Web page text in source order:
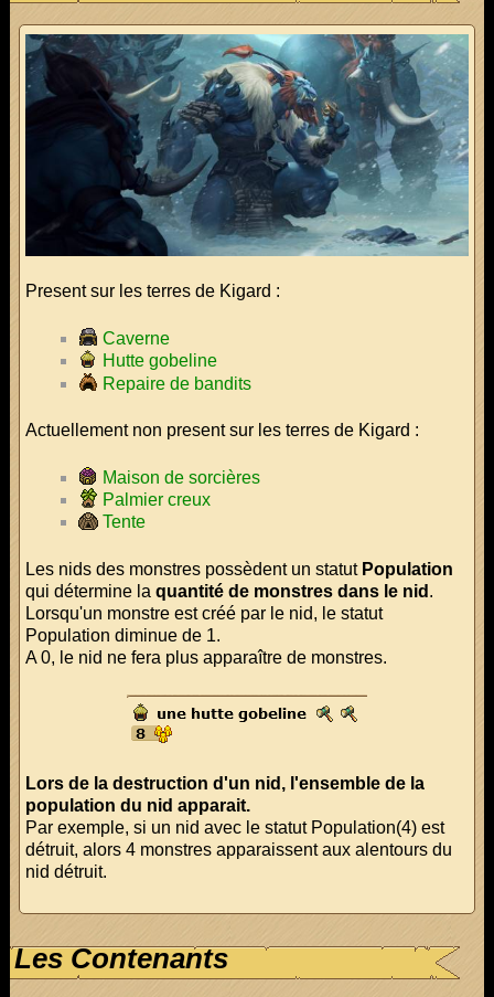
Present sur les terres de Kigard :
Caverne
Hutte gobeline
Repaire de bandits
Actuellement non present sur les terres de Kigard :
Maison de sorcières
Palmier creux
Tente
Les nids des monstres possèdent un statut Population
qui détermine la quantité de monstres dans le nid .
Lorsqu'un monstre est créé par le nid, le statut
Population diminue de 1.
A 0, le nid ne fera plus apparaître de monstres.
Lors de la destruction d'un nid, l'ensemble de la
population du nid apparait.
Par exemple, si un nid avec le statut Population(4) est
détruit, alors 4 monstres apparaissent aux alentours du
nid détruit.
Les Contenants